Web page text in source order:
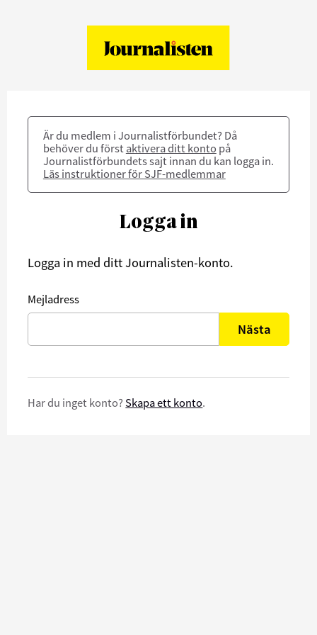
Är du medlem i Journalistförbundet? Då
behöver du först aktivera ditt konto på
Journalistförbundets sajt innan du kan logga in.
Läs instruktioner för SJF-medlemmar
Logga in
Logga in med ditt Journalisten-konto.
Mejladress
Nästa
Har du inget konto? Skapa ett konto.